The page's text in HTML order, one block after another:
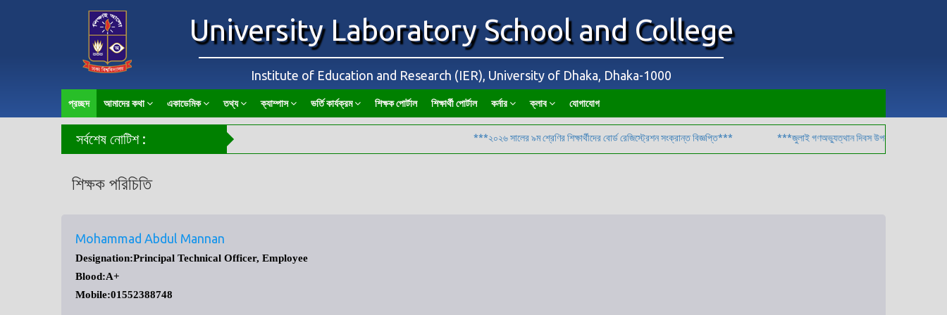
University Laboratory School and College
Institute of Education and Research (IER), University of Dhaka, Dhaka-1000
প্রচ্ছদ আমাদের কথা একাডেমিক তথ্য ক্যাম্পাস ভর্তি কার্যক্রম শিক্ষক পোর্টাল শিক্ষার্থী পোর্টাল কর্নার ক্লাব যোগাযোগ
সর্বশেষ নোটিশ : ***২০২৬ সালের ৯ম শ্রেণির শিক্ষার্থীদের বোর্ড রেজিস্ট্রেশন সংক্রান্ত বিজ্ঞপ্তি*** ***জুলাই গণঅভ্যুত্থান দিবস উপলক্ষে ছুটি সংক্রান্ত বিজ্ঞপ্তি-
শিক্ষক পরিচিতি
Mohammad Abdul Mannan
Designation:Principal Technical Officer, Employee
Blood:A+
Mobile:01552388748